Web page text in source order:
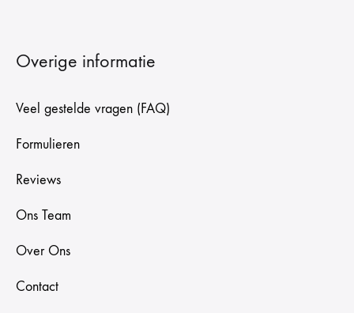
Overige informatie
Veel gestelde vragen (FAQ)
Formulieren
Reviews
Ons Team
Over Ons
Contact